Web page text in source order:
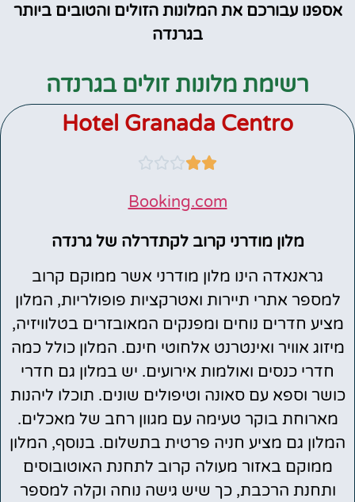
אספנו עבורכם את המלונות הזולים והטובים ביותר
בגרנדה
רשימת מלונות זולים בגרנדה
Hotel Granada Centro





Booking.com
מלון מודרני קרוב לקתדרלה של גרנדה
גראנאדה הינו מלון מודרני אשר ממוקם קרוב
למספר אתרי תיירות ואטרקציות פופולריות, המלון
מציע חדרים נוחים ומפנקים המאובזרים בטלוויזיה,
מיזוג אוויר ואינטרנט אלחוטי חינם. המלון כולל כמה
חדרי כנסים ואולמות אירועים. יש במלון גם חדרי
כושר וספא עם סאונה וטיפולים שונים. תוכלו ליהנות
מארוחת בוקר טעימה עם מגוון רחב של מאכלים.
המלון גם מציע חניה פרטית בתשלום. בנוסף, המלון
ממוקם באזור מעולה קרוב לתחנת האוטובוסים
ותחנת הרכבת, כך שיש גישה נוחה וקלה למספר